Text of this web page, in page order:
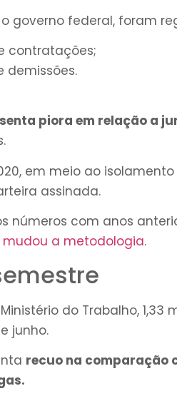
governo federal, foram
contratações;
demissões.
piora em relação a
em meio ao
assinada.
números com anos
a metodologia.
do Trabalho,
junho.
recuo na comparação